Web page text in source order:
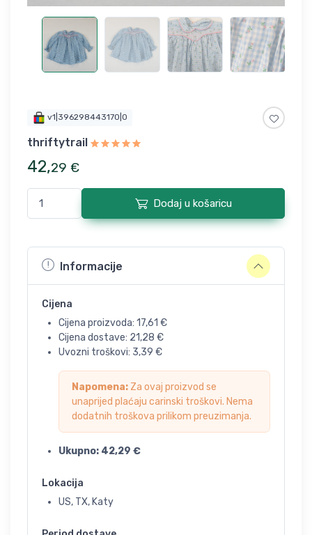
v1|396298443170|0
thriftytrail
42,29 €
Dodaj u košaricu
Informacije
Cijena
Cijena proizvoda: 17,61 €
Cijena dostave: 21,28 €
Uvozni troškovi: 3,39 €
Napomena: Za ovaj proizvod se
unaprijed plaćaju carinski troškovi. Nema
dodatnih troškova prilikom preuzimanja.
Ukupno: 42,29 €
Lokacija
US, TX, Katy